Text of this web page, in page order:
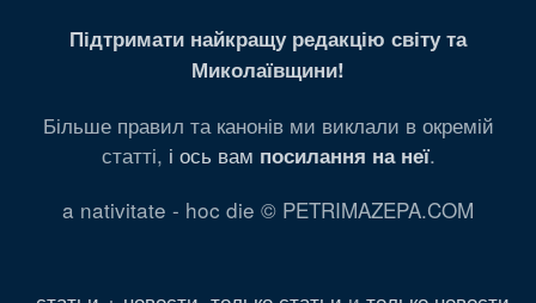
Підтримати найкращу редакцію світу та
Миколаївщини!
Більше правил та канонів ми виклали в окремій
статті, і ось вам посилання на неї.
a nativitate - hoc die © PETRIMAZEPA.COM